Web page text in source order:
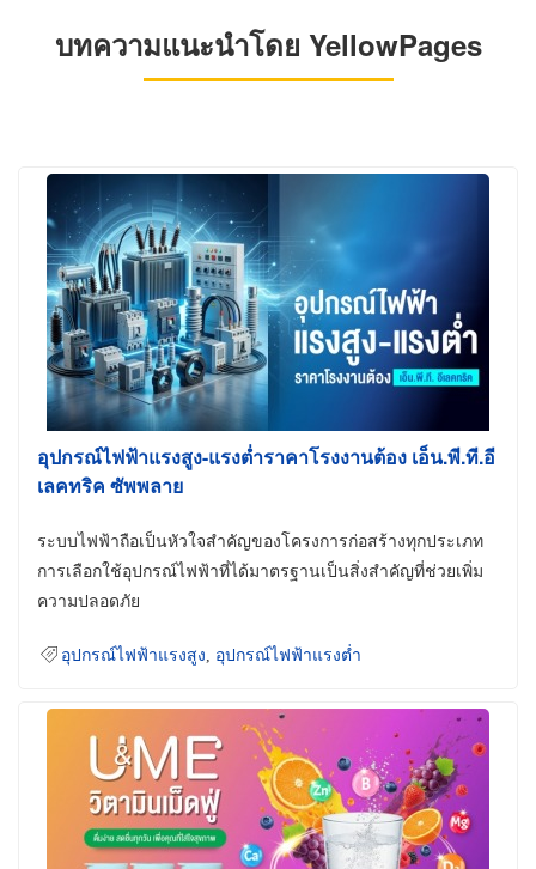
บทความแนะนำโดย YellowPages
อุปกรณ์ไฟฟ้าแรงสูง-แรงต่ำราคาโรงงานต้อง เอ็น.พี.ที.อี
เลคทริค ซัพพลาย
ระบบไฟฟ้าถือเป็นหัวใจสำคัญของโครงการก่อสร้างทุกประเภท
การเลือกใช้อุปกรณ์ไฟฟ้าที่ได้มาตรฐานเป็นสิ่งสำคัญที่ช่วยเพิ่ม
ความปลอดภัย
อุปกรณ์ไฟฟ้าแรงสูง อุปกรณ์ไฟฟ้าแรงต่ำ